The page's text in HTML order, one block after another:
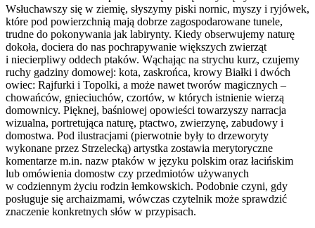
Wsłuchawszy się w ziemię, słyszymy piski nornic, myszy i ryjówek,
które pod powierzchnią mają dobrze zagospodarowane tunele,
trudne do pokonywania jak labirynty. Kiedy obserwujemy naturę
dokoła, dociera do nas pochrapywanie większych zwierząt
i niecierpliwy oddech ptaków. Wąchając na strychu kurz, czujemy
ruchy gadziny domowej: kota, zaskrońca, krowy Białki i dwóch
owiec: Rajfurki i Topolki, a może nawet tworów magicznych –
chowańców, gnieciuchów, czortów, w których istnienie wierzą
domownicy. Pięknej, baśniowej opowieści towarzyszy narracja
wizualna, portretująca naturę, ptactwo, zwierzynę, zabudowy i
domostwa. Pod ilustracjami (pierwotnie były to drzeworyty
wykonane przez Strzelecką) artystka zostawia merytoryczne
komentarze m.in. nazw ptaków w języku polskim oraz łacińskim
lub omówienia domostw czy przedmiotów używanych
w codziennym życiu rodzin łemkowskich. Podobnie czyni, gdy
posługuje się archaizmami, wówczas czytelnik może sprawdzić
znaczenie konkretnych słów w przypisach.